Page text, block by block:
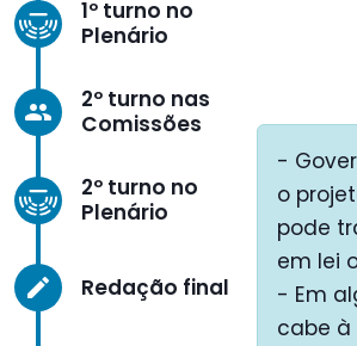
1º turno no
Plenário
group
2º turno nas
Comissões
2º turno no
Plenário
create Redação final
-
o
pode
em lei
- Em
cabe à